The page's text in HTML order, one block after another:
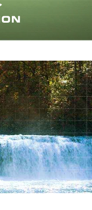
丹麥文
德文
西班牙文（拉丁美洲）
法文
希伯來文
馬札兒文
義大利文
日文
荷蘭文
挪威文
葡萄牙文
俄文